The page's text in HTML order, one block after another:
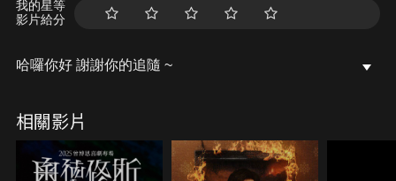
我的星等
影片給分
哈囉你好 謝謝你的追隨 ~
相關影片